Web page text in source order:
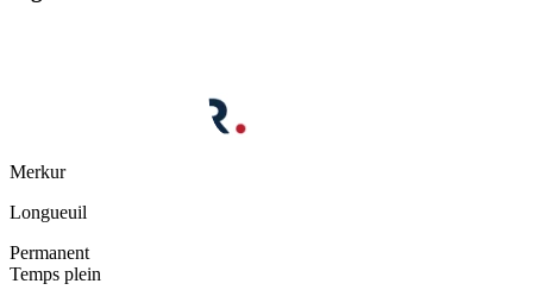
Merkur
Longueuil
Permanent
Temps plein